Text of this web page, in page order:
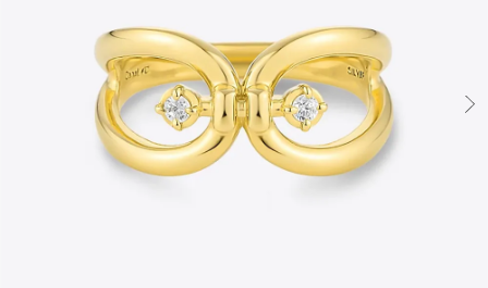
Canal４℃
カテゴリー すべてのジュエリー